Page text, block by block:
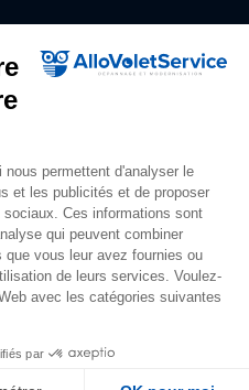
!
permettent d'analyser le
et les publicités et de proposer
Ces informations sont
qui peuvent combiner
vous leur avez fournies ou
de leurs services. Voulez-
avec les catégories suivantes
par